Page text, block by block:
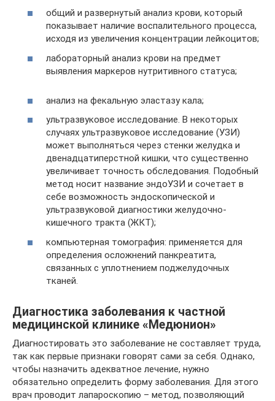
общий и развернутый анализ крови, который
показывает наличие воспалительного процесса,
исходя из увеличения концентрации лейкоцитов;
лабораторный анализ крови на предмет
выявления маркеров нутритивного статуса;
анализ на фекальную эластазу кала;
ультразвуковое исследование. В некоторых
случаях ультразвуковое исследование (УЗИ)
может выполняться через стенки желудка и
двенадцатиперстной кишки, что существенно
увеличивает точность обследования. Подобный
метод носит название эндоУЗИ и сочетает в
себе возможность эндоскопической и
ультразвуковой диагностики желудочно-
кишечного тракта (ЖКТ);
компьютерная томография: применяется для
определения осложнений панкреатита,
связанных с уплотнением поджелудочных
тканей.
Диагностика заболевания к частной
медицинской клинике «Медюнион»
Диагностировать это заболевание не составляет труда,
так как первые признаки говорят сами за себя. Однако,
чтобы назначить адекватное лечение, нужно
обязательно определить форму заболевания. Для этого
врач проводит лапароскопию – метод, позволяющий